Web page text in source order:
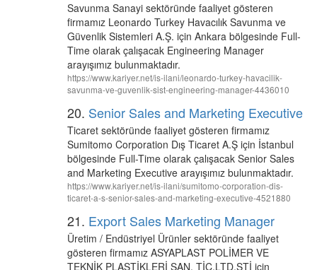
Savunma Sanayi sektöründe faaliyet gösteren
firmamız Leonardo Turkey Havacılık Savunma ve
Güvenlik Sistemleri A.Ş. için Ankara bölgesinde Full-
Time olarak çalışacak Engineering Manager
arayışımız bulunmaktadır.
https://www.kariyer.net/is-ilani/leonardo-turkey-havacilik-
savunma-ve-guvenlik-sist-engineering-manager-4436010
20. Senior Sales and Marketing Executive
Ticaret sektöründe faaliyet gösteren firmamız
Sumitomo Corporation Dış Ticaret A.Ş için İstanbul
bölgesinde Full-Time olarak çalışacak Senior Sales
and Marketing Executive arayışımız bulunmaktadır.
https://www.kariyer.net/is-ilani/sumitomo-corporation-dis-
ticaret-a-s-senior-sales-and-marketing-executive-4521880
21. Export Sales Marketing Manager
Üretim / Endüstriyel Ürünler sektöründe faaliyet
gösteren firmamız ASYAPLAST POLİMER VE
TEKNİK PLASTİKLERİ SAN. TİC.LTD.ŞTİ için